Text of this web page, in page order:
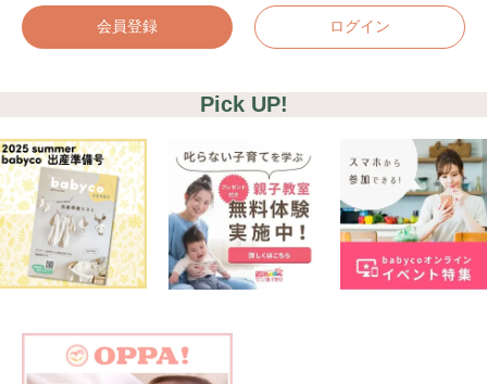
会員登録 ログイン
Pick UP!
#プレゼント #教育 #0歳
#母乳
#出産準備 #習いごと #発達
プレゼント&
キャンペーン
妊娠&出産 子育て
学び